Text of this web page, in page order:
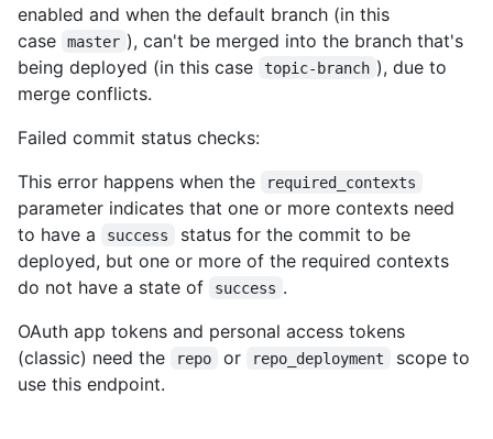
enabled and when the default branch (in this
case
master ), can't be merged into the branch that's
being deployed (in this case
topic-branch ), due to
merge conflicts.
Failed commit status checks:
This error happens when the
required_contexts
parameter indicates that one or more contexts need
to have a
success
status for the commit to be
deployed, but one or more of the required contexts
do not have a state of
success .
OAuth app tokens and personal access tokens
(classic) need the
repo or repo_deployment
scope to
use this endpoint.